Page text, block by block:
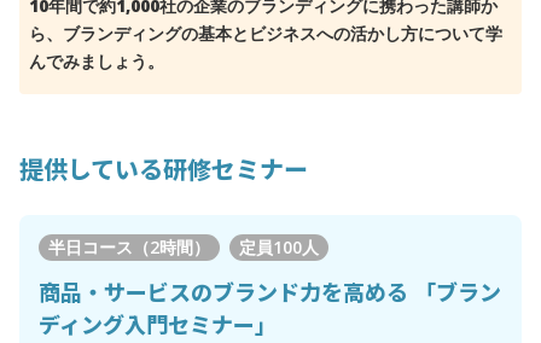
10年間で約1,000社の企業のブランディングに携わった講師か
ら、ブランディングの基本とビジネスへの活かし方について学
んでみましょう。
提供している研修セミナー
半日コース（2時間） 定員100人
商品・サービスのブランド力を高める 「ブラン
ディング入門セミナー」